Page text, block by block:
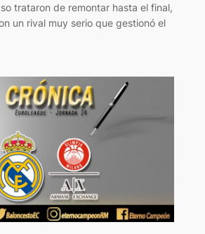
trataron de remontar hasta el final,
un rival muy serio que gestionó el